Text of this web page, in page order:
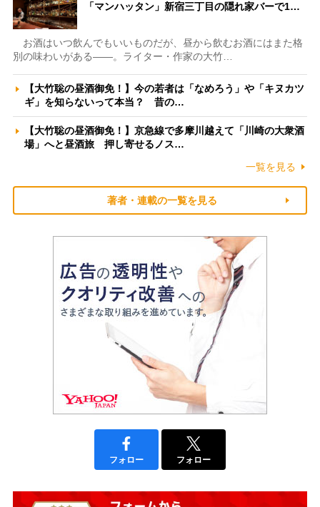
「マンハッタン」新宿三丁目の隠れ家バーで1…
お酒はいつ飲んでもいいものだが、昼から飲むお酒にはまた格
別の味わいがある――。ライター・作家の大竹…
【大竹聡の昼酒御免！】今の若者は「なめろう」や「キヌカツ
ギ」を知らないって本当？ 昔の…
【大竹聡の昼酒御免！】京急線で多摩川越えて「川崎の大衆酒
場」へと昼酒旅 押し寄せるノス…
一覧を見る
著者・連載の一覧を見る
フォロー フォロー